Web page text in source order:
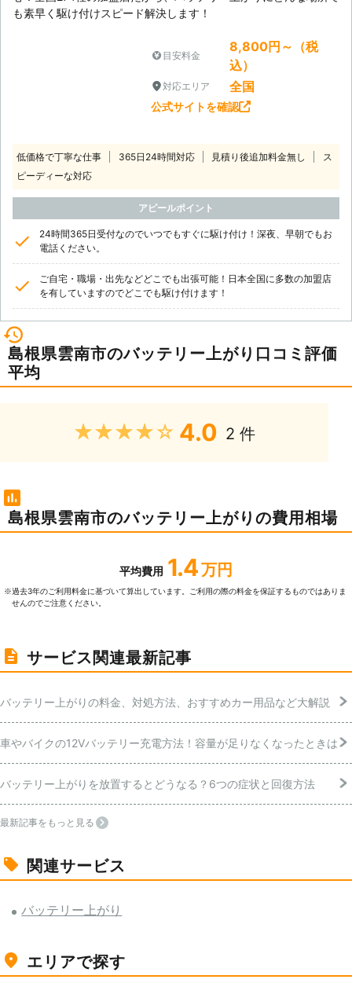
も素早く駆け付けスピード解決します！
目安料金
8,800円～（税
込）
対応エリア 全国
公式サイトを確認
低価格で丁寧な仕事 365日24時間対応 見積り後追加料金無し
ス
ピーディーな対応
アピールポイント
24時間365日受付なのでいつでもすぐに駆け付け！深夜、早朝でもお
電話ください。
ご自宅・職場・出先などどこでも出張可能！日本全国に多数の加盟店
を有していますのでどこでも駆け付けます！
島根県雲南市のバッテリー上がり口コミ評価
平均
★★★★★ 4.0 2 件
島根県雲南市のバッテリー上がりの費用相場
平均費用 1.4 万円
※過去3年のご利⽤料⾦に基づいて算出しています。ご利⽤の際の料⾦を保証するものではありま
せんのでご注意ください。
サービス関連最新記事
バッテリー上がりの料金、対処方法、おすすめカー用品など大解説
車やバイクの12Vバッテリー充電方法！容量が足りなくなったときは
バッテリー上がりを放置するとどうなる？6つの症状と回復方法
最新記事をもっと見る
関連サービス
バッテリー上がり
エリアで探す